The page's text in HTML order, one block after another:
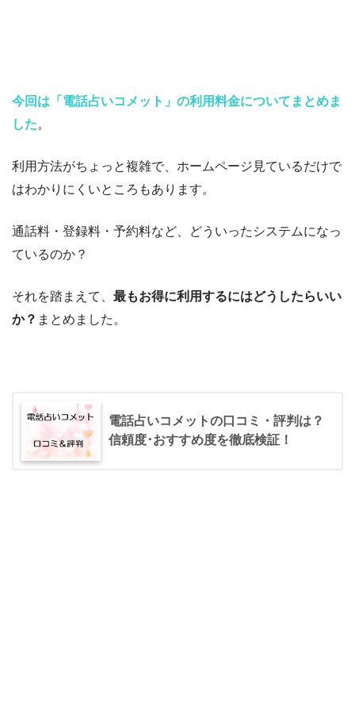
今回は 「電話占いコメット」の利用料金についてまとめま
した。
利用方法がちょっと複雑で、ホームページ見ているだけで
はわかりにくいところもあります。
通話料・登録料・予約料など、どういったシステムになっ
ているのか？
それを踏まえて、 最もお得に利用するにはどうしたらいい
か？ まとめました。
電話占いコメットの口コミ・評判は？
信頼度･おすすめ度を徹底検証！